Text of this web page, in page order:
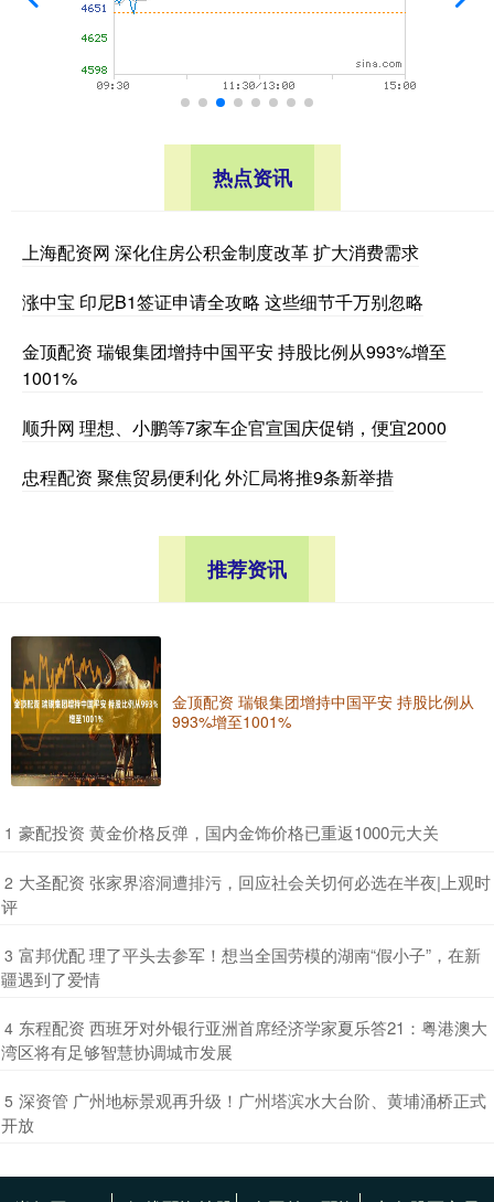
热点资讯
上海配资网 深化住房公积金制度改革 扩大消费需求
涨中宝 印尼B1签证申请全攻略 这些细节千万别忽略
金顶配资 瑞银集团增持中国平安 持股比例从993%增至
1001%
顺升网 理想、小鹏等7家车企官宣国庆促销，便宜2000
忠程配资 聚焦贸易便利化 外汇局将推9条新举措
推荐资讯
金顶配资 瑞银集团增持中国平安 持股比例从
993%增至1001%
1 ​豪配投资 黄金价格反弹，国内金饰价格已重返1000元大关
2 ​大圣配资 张家界溶洞遭排污，回应社会关切何必选在半夜|上观时
评
3 ​富邦优配 理了平头去参军！想当全国劳模的湖南“假小子”，在新
疆遇到了爱情
4 ​东程配资 西班牙对外银行亚洲首席经济学家夏乐答21：粤港澳大
湾区将有足够智慧协调城市发展
5 ​深资管 广州地标景观再升级！广州塔滨水大台阶、黄埔涌桥正式
开放